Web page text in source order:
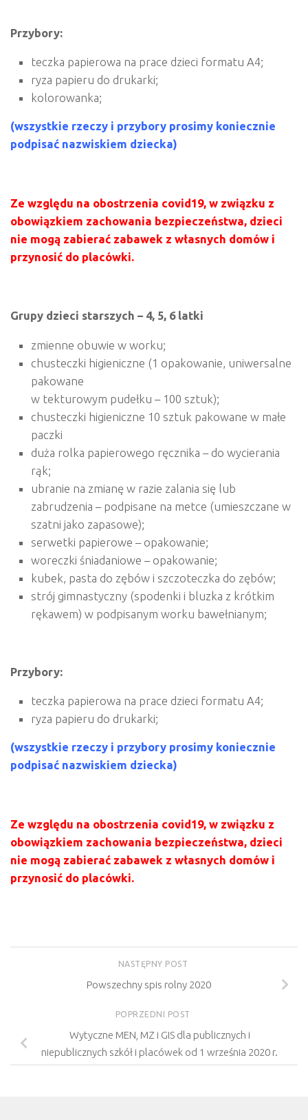
Przybory:
teczka papierowa na prace dzieci formatu A4;
ryza papieru do drukarki;
kolorowanka;
(wszystkie rzeczy i przybory prosimy koniecznie
podpisać nazwiskiem dziecka)
Ze względu na obostrzenia covid19, w związku z
obowiązkiem zachowania bezpieczeństwa, dzieci
nie mogą zabierać zabawek z własnych domów i
przynosić do placówki.
Grupy dzieci starszych – 4, 5, 6 latki
zmienne obuwie w worku;
chusteczki higieniczne (1 opakowanie, uniwersalne
pakowane
w tekturowym pudełku – 100 sztuk);
chusteczki higieniczne 10 sztuk pakowane w małe
paczki
duża rolka papierowego ręcznika – do wycierania
rąk;
ubranie na zmianę w razie zalania się lub
zabrudzenia – podpisane na metce (umieszczane w
szatni jako zapasowe);
serwetki papierowe – opakowanie;
woreczki śniadaniowe – opakowanie;
kubek, pasta do zębów i szczoteczka do zębów;
strój gimnastyczny (spodenki i bluzka z krótkim
rękawem) w podpisanym worku bawełnianym;
Przybory:
teczka papierowa na prace dzieci formatu A4;
ryza papieru do drukarki;
(wszystkie rzeczy i przybory prosimy koniecznie
podpisać nazwiskiem dziecka)
Ze względu na obostrzenia covid19, w związku z
obowiązkiem zachowania bezpieczeństwa, dzieci
nie mogą zabierać zabawek z własnych domów i
przynosić do placówki.
NASTĘPNY POST
Powszechny spis rolny 2020
POPRZEDNI POST
Wytyczne MEN, MZ i GIS dla publicznych i
niepublicznych szkół i placówek od 1 września 2020 r.